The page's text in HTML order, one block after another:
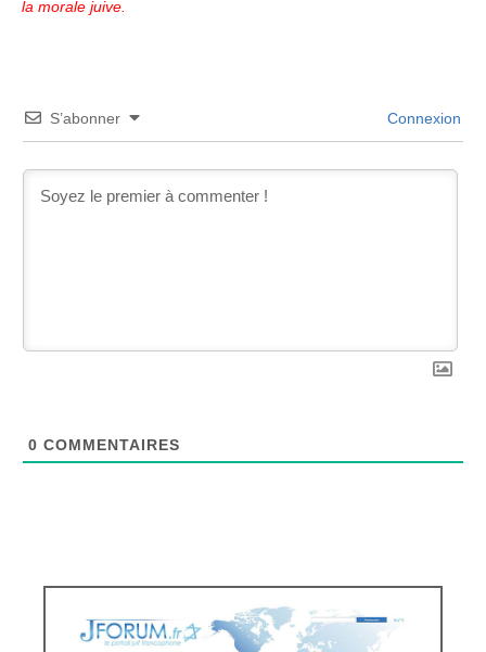
la morale juive.
S’abonner Connexion
0 COMMENTAIRES